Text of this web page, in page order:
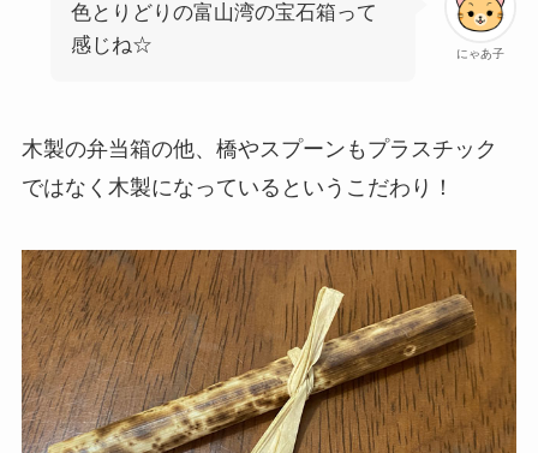
にゃあ子
色とりどりの富山湾の宝石箱って
感じね☆
木製の弁当箱の他、橋やスプーンもプラスチック
ではなく木製になっているというこだわり！